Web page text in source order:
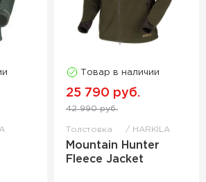
Товар в наличии
25 790 руб.
42 990 руб.
Толстовка HARKILA
Mountain Hunter
Fleece Jacket